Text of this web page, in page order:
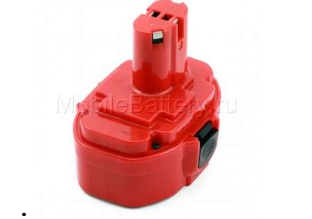
составляла
5,148.00₽.